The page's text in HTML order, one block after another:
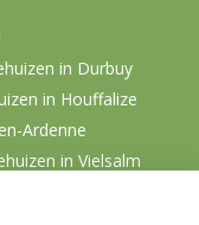
in Durbuy
in Houffalize
Ardenne
in Vielsalm